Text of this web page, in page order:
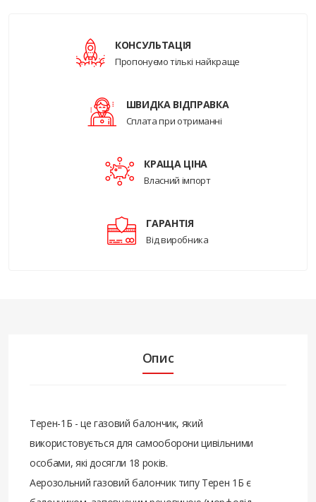
КОНСУЛЬТАЦІЯ
Пропонуємо тількі найкраще
ШВИДКА ВІДПРАВКА
Сплата при отриманні
КРАЩА ЦІНА
Власний імпорт
ГАРАНТІЯ
Від виробника
Опис
Терен-1Б - це газовий балончик, який
використовується для самооборони цивільними
особами, які досягли 18 років.
Аерозольний газовий балончик типу Терен 1Б є